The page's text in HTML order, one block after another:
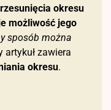
okresu
możliwość jego
sposób można
artykuł zawiera
okresu.